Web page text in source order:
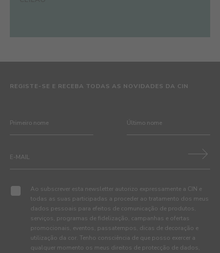
REGISTE-SE E RECEBA TODAS AS NOVIDADES DA CIN
Ao subscrever esta newsletter autorizo expressamente a CIN e
todas as suas participadas a proceder ao tratamento dos meus
dados pessoais para efeitos de comunicação de produtos,
serviços, programas de fidelização, campanhas e ofertas
promocionais, eventos, passatempos, dicas de decoração e
utilização da cor. Tenho consciência de que posso exercer a
qualquer momento os meus direitos de protecção de dados,